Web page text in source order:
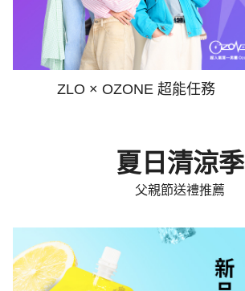
ZLO × OZONE 超能任務
夏日清涼季
父親節送禮推薦